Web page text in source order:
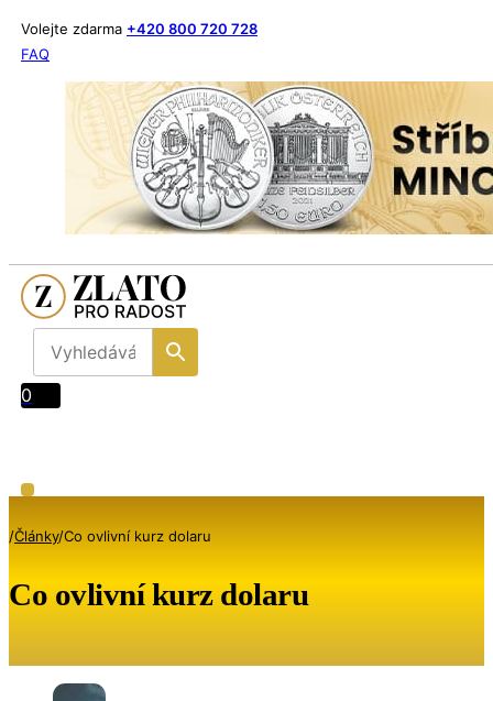
Volejte zdarma +420 800 720 728
FAQ
0
/Články/Co ovlivní kurz dolaru
Co ovlivní kurz dolaru